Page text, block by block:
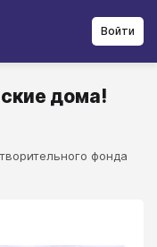
Войти
дома!
фонда